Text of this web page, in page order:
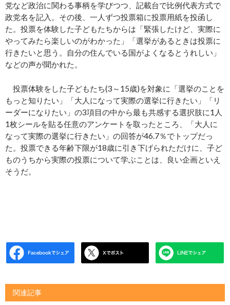
党など政治に関わる事柄を学びつつ、記載台で比例代表方式で
政党名を記入。その後、一人ずつ投票箱に投票用紙を投函し
た。投票を体験した子どもたちからは「緊張したけど、実際に
やってみたら楽しいのがわかった」「選挙があるときは投票に
行きたいと思う。自分の住んでいる国がよくなるとうれしい」
などの声が聞かれた。
投票体験をした子どもたち(3～15歳)を対象に「選挙のことを
もっと知りたい」「大人になって実際の選挙に行きたい」「リ
ーダーになりたい」の3項目の中から最も共感する選択肢に1人
1枚シールを貼る任意のアンケートを取ったところ、「大人に
なって実際の選挙に行きたい」の回答が46.7％でトップだっ
た。投票できる年齢下限が18歳に引き下げられただけに、子ど
ものうちから実際の投票について学ぶことは、良い企画といえ
そうだ。
関連記事